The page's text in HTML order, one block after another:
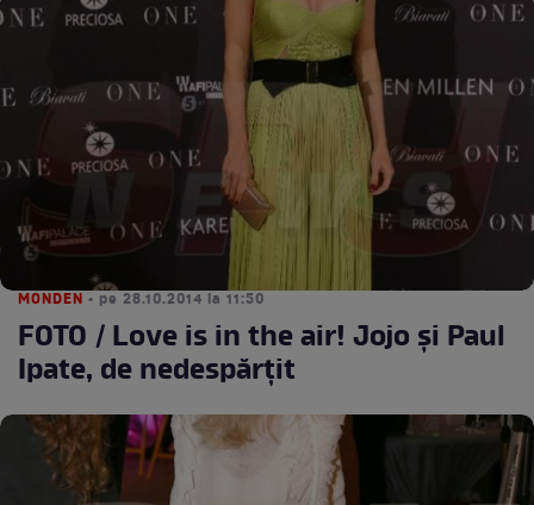
MONDEN • pe 28.10.2014 la 11:50
FOTO / Love is in the air! Jojo şi Paul
Ipate, de nedespărţit